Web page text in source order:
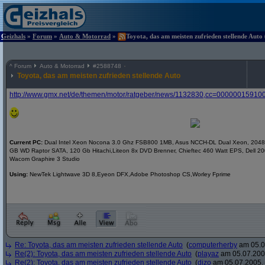
Geizhals » Forum » Auto & Motorrad » Toyota, das am meisten zufrieden stellende
^ Forum Auto & Motorrad #2588748
Toyota, das am meisten zufrieden stellende Auto
http://www.gmx.net/de/themen/motor/ratgeber/news/
Current PC: Dual Intel Xeon Nocona 3.0 Ghz FSB800 1MB, Asus NCCH-DL Dual Xeon,
GB WD Raptor SATA, 120 Gb Hitachi,Liteon 8x DVD Brenner, Chieftec 460 Watt EPS, Dell
Wacom Graphire 3 Studio
Using: NewTek Lightwave 3D 8,Eyeon DFX,Adobe Photoshop CS,Worley Fprime
Re: Toyota, das am meisten zufrieden stellende Auto (computerherby am
Re(2): Toyota, das am meisten zufrieden stellende Auto (playaz am
Re(2): Toyota, das am meisten zufrieden stellende Auto (dizo am